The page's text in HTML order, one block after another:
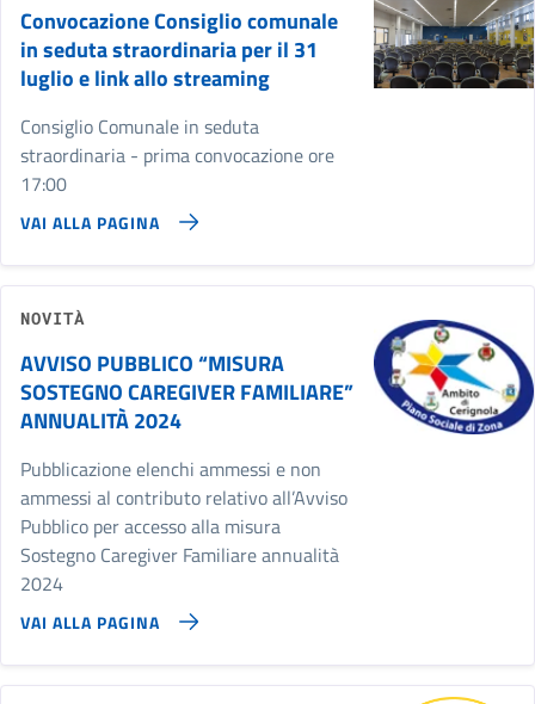
Convocazione Consiglio comunale
in seduta straordinaria per il 31
luglio e link allo streaming
Consiglio Comunale in seduta
straordinaria - prima convocazione ore
17:00
VAI ALLA PAGINA
NOVITÀ
AVVISO PUBBLICO “MISURA
SOSTEGNO CAREGIVER FAMILIARE”
ANNUALITÀ 2024
Pubblicazione elenchi ammessi e non
ammessi al contributo relativo all’Avviso
Pubblico per accesso alla misura
Sostegno Caregiver Familiare annualità
2024
VAI ALLA PAGINA